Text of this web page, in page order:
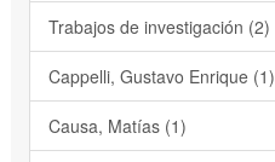
Trabajos de investigación (2)
Cappelli, Gustavo Enrique (1)
Causa, Matías (1)